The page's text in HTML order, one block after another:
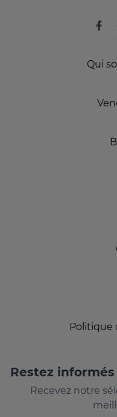
Qui
Politique
Restez
Recevez notre